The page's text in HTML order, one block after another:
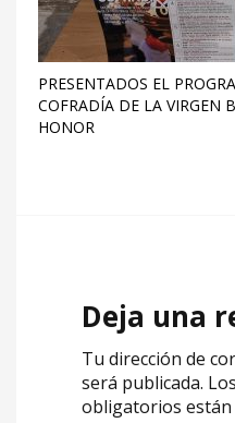
PRESENTADOS EL
COFRADÍA DE LA VIRGEN
HONOR
Deja una
Tu dirección de
será publicada.
obligatorios están